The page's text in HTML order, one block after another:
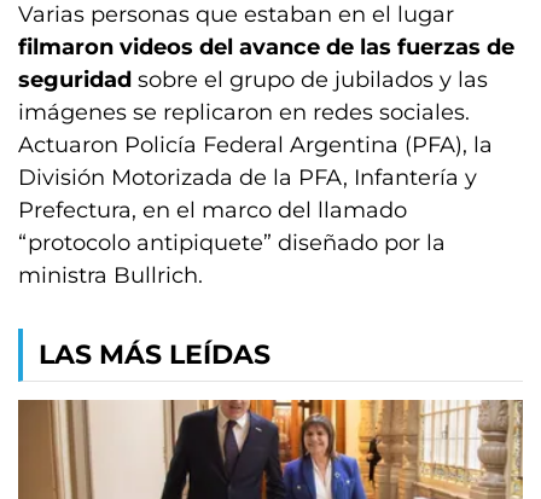
Varias personas que estaban en el lugar
filmaron videos del avance de las fuerzas de
seguridad sobre el grupo de jubilados y las
imágenes se replicaron en redes sociales.
Actuaron Policía Federal Argentina (PFA), la
División Motorizada de la PFA, Infantería y
Prefectura, en el marco del llamado
“protocolo antipiquete” diseñado por la
ministra Bullrich.
LAS MÁS LEÍDAS